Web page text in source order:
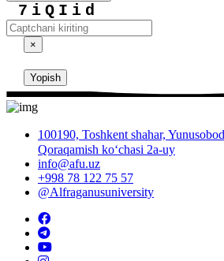
7iQIid
×
Yopish
100190, Toshkent shahar,
Qoraqamish ko‘chasi 2a-uy
info@afu.uz
+998 78 122 75 57
@Alfraganusuniversity